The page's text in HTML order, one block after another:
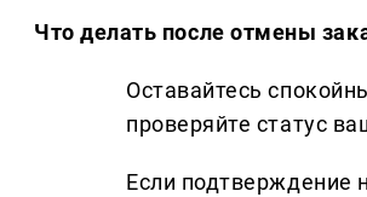
Что делать после отмены
Оставайтесь
проверяйте статус
Если подтверждение